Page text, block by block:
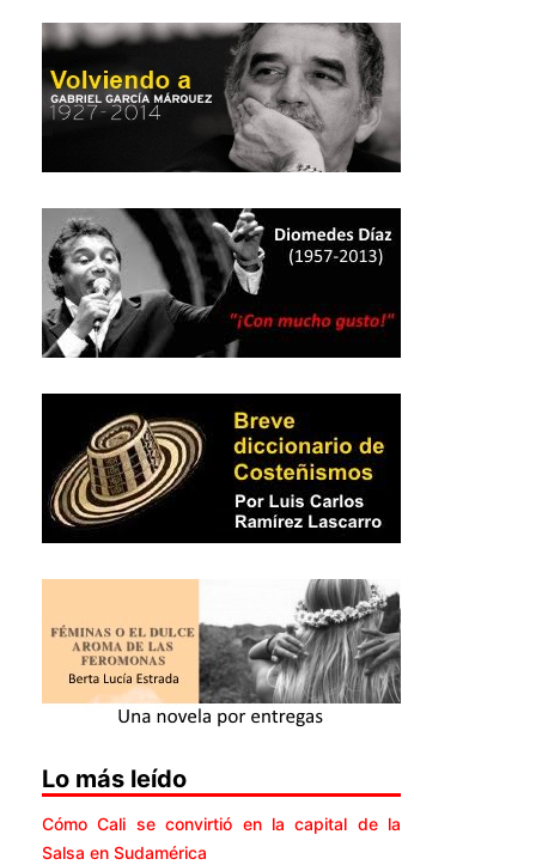
Lo más leído
Cómo Cali se convirtió en la capital de la
Salsa en Sudamérica